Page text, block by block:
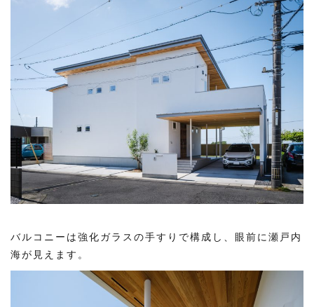
バルコニーは強化ガラスの手すりで構成し、眼前に瀬戸内
海が見えます。